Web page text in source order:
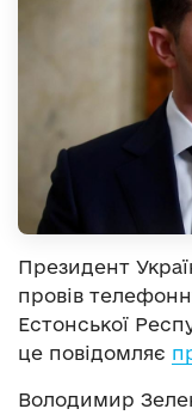
Президент
провів
Естонської
це повідомляє
Володимир